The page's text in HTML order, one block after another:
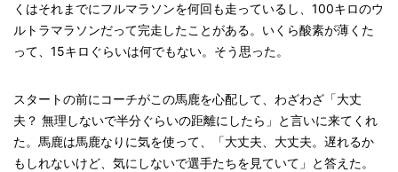
くはそれまでにフルマラソンを何回も走っているし、100キロのウ
ルトラマラソンだって完走したことがある。いくら酸素が薄くた
って、15キロぐらいは何でもない。そう思った。
スタートの前にコーチがこの馬鹿を心配して、わざわざ「大丈
夫？ 無理しないで半分ぐらいの距離にしたら」と言いに来てくれ
た。馬鹿は馬鹿なりに気を使って、「大丈夫、大丈夫。遅れるか
もしれないけど、気にしないで選手たちを見ていて」と答えた。